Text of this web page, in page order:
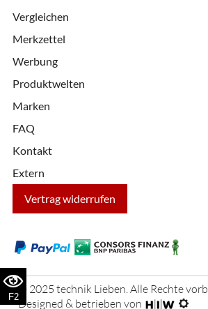
F2
Vergleichen
Merkzettel
Werbung
Produktwelten
Marken
FAQ
Kontakt
Extern
Vertrag widerrufen
© 2025 technik Lieben. Alle Rechte
Designed & betrieben von